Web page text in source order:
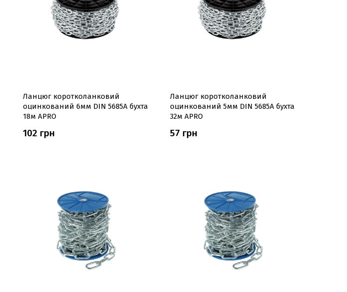
Ланцюг коротколанковий
оцинкований 6мм DIN 5685A бухта
18м APRO
102 грн
Ланцюг коротколанковий
оцинкований 5мм DIN 5685A бухта
32м APRO
57 грн